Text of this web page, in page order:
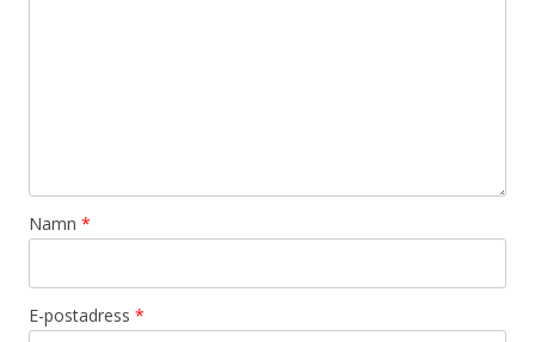
Namn *
E-postadress *